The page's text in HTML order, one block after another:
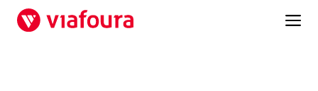
Salta
para